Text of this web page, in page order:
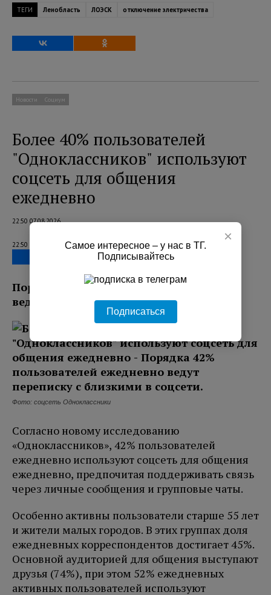
ТЕГИ Ленобласть ЛОЭСК отключение электричества
Новости Социум
Более 40% пользователей
"Одноклассников" используют
соцсеть для общения
ежедневно
22:50 07.08.2026
22:50 07.08.2026
Порядка 42% пользователей ежедневно
ведут переписку с близкими в соцсети.
Фото: соцсеть Одноклассники
Согласно новому исследованию
«Одноклассников», 42% пользователей
ежедневно используют соцсеть для общения
ежедневно, предпочитая поддерживать связь
через личные сообщения и групповые чаты.
Особенно активны пользователи старше 55 лет
и жители малых городов. В этих группах доля
ежедневных корреспондентов достигает 45%.
Основной аудиторией для общения выступают
друзья (74%), при этом 52% ежедневных
активных пользователей используют
×
Самое интересное – у нас в ТГ.
Подписывайтесь
Подписаться